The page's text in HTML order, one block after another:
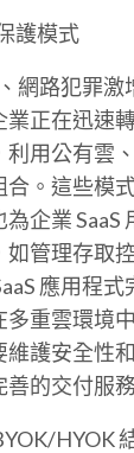
護模式
網路犯罪
業正在迅速
利用公有雲
合。這些模
企業 SaaS
如管理存取
應用程
重雲環境
維護安全性
的交付服
HYOK